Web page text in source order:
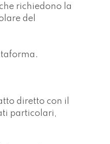
richiedono la
del
diretto con il
particolari,